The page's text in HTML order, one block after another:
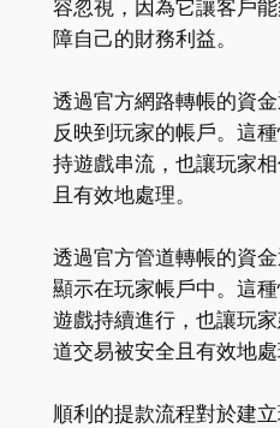
容忽視，因為它讓客戶
障自己的財務利益。
透過官方網路轉帳的資
反映到玩家的帳戶。這
持遊戲串流，也讓玩家
且有效地處理。
透過官方管道轉帳的資
顯示在玩家帳戶中。這
遊戲持續進行，也讓玩
道交易被安全且有效地處
順利的提款流程對於建